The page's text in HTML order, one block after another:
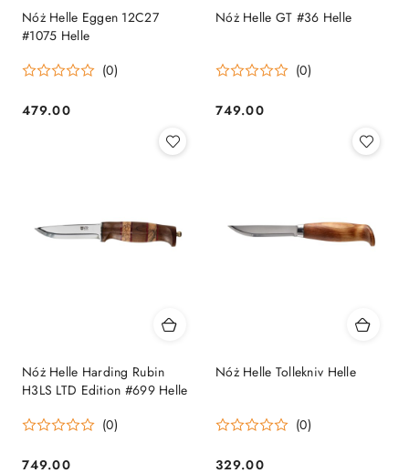
Nóż Helle Eggen 12C27
#1075 Helle
(0)
Cena:
479.00
Nóż Helle GT #36 Helle
(0)
Cena:
749.00
Nóż Helle Harding Rubin
H3LS LTD Edition #699 Helle
(0)
749.00
Nóż Helle Tollekniv Helle
(0)
329.00